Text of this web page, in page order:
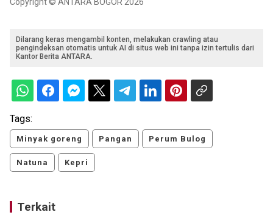
Copyright © ANTARA BOGOR 2026
Dilarang keras mengambil konten, melakukan crawling atau
pengindeksan otomatis untuk AI di situs web ini tanpa izin tertulis dari
Kantor Berita ANTARA.
Tags:
Minyak goreng Pangan Perum Bulog
Natuna Kepri
Terkait